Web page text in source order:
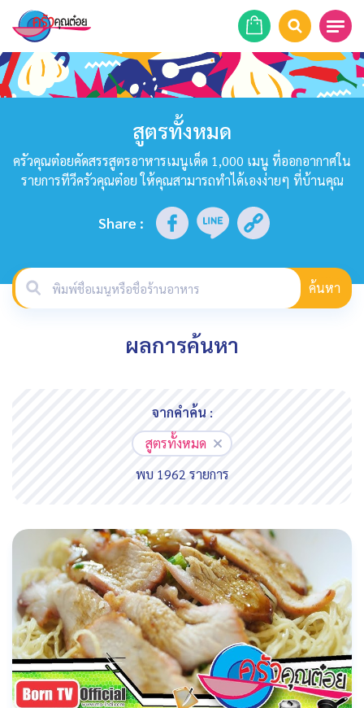
หน้าแรก
ร้านอาหาร
บทความ
สูตรทั้งหมด
ครัวคุณต๋อยคัดสรรสูตรอาหารเมนูเด็ด 1,000 เมนู ที่ออกอากาศใน
รายการทีวีครัวคุณต๋อย ให้คุณสามารถทำได้เองง่ายๆ ที่บ้านคุณ
Share :
ค้นหา
ผลการค้นหา
จากคำค้น :
สูตรทั้งหมด
พบ 1962 รายการ